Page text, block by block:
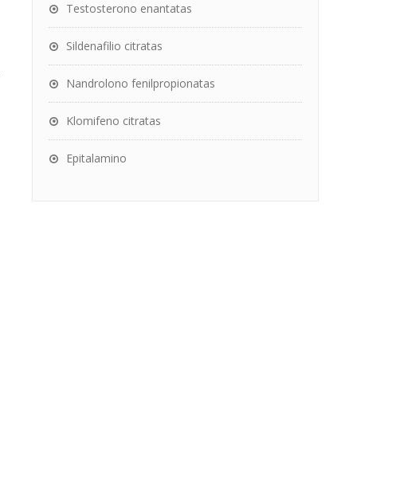
Testosterono enantatas
Sildenafilio citratas
Nandrolono fenilpropionatas
Klomifeno citratas
Epitalamino